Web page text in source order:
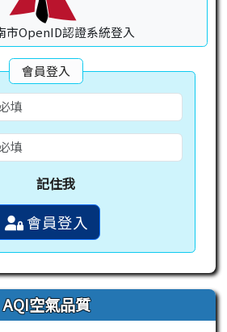
市OpenID認證系統登入
會員登入
記住我
會員登入
AQI空氣品質